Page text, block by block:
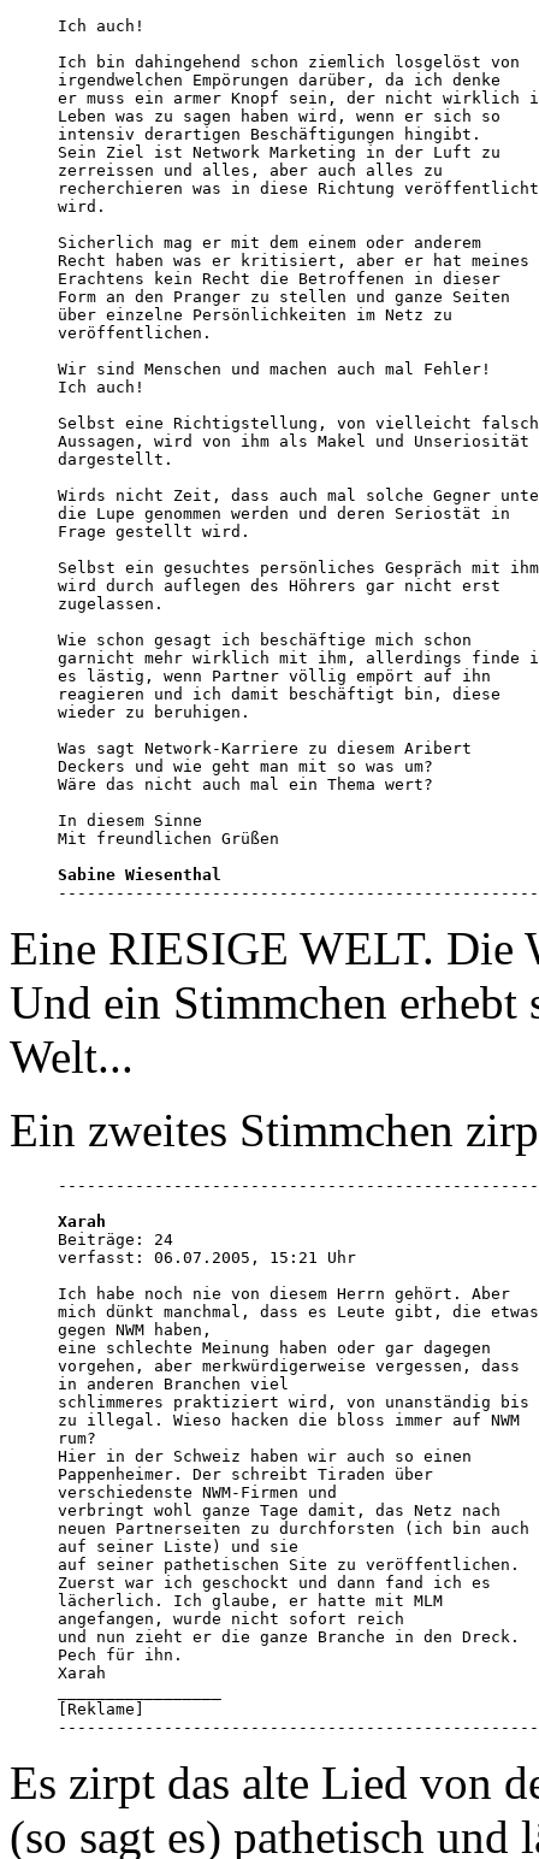
Ich auch!
Ich bin dahingehend schon ziemlich losgelöst von
irgendwelchen Empörungen darüber, da ich denke
er muss ein armer Knopf sein, der nicht wirklich
Leben was zu sagen haben wird, wenn er sich so
intensiv derartigen Beschäftigungen hingibt.
Sein Ziel ist Network Marketing in der Luft zu
zerreissen und alles, aber auch alles zu
recherchieren was in diese Richtung veröffentlicht
wird.
Sicherlich mag er mit dem einem oder anderem
Recht haben was er kritisiert, aber er hat meines
Erachtens kein Recht die Betroffenen in dieser
Form an den Pranger zu stellen und ganze Seiten
über einzelne Persönlichkeiten im Netz zu
veröffentlichen.
Wir sind Menschen und machen auch mal Fehler!
Ich auch!
Selbst eine Richtigstellung, von vielleicht
Aussagen, wird von ihm als Makel und Unseriosität
dargestellt.
Wirds nicht Zeit, dass auch mal solche Gegner
die Lupe genommen werden und deren Seriostät in
Frage gestellt wird.
Selbst ein gesuchtes persönliches Gespräch mit
wird durch auflegen des Höhrers gar nicht erst
zugelassen.
Wie schon gesagt ich beschäftige mich schon
garnicht mehr wirklich mit ihm, allerdings finde
es lästig, wenn Partner völlig empört auf ihn
reagieren und ich damit beschäftigt bin, diese
wieder zu beruhigen.
Was sagt Network-Karriere zu diesem Aribert
Deckers und wie geht man mit so was um?
Wäre das nicht auch mal ein Thema wert?
In diesem Sinne
Mit freundlichen Grüßen
Sabine Wiesenthal
Eine RIESIGE WELT. Die
Und ein Stimmchen erhebt
Welt...
Ein zweites Stimmchen
Xarah
Beiträge: 24
verfasst: 06.07.2005, 15:21 Uhr
Ich habe noch nie von diesem Herrn gehört. Aber
mich dünkt manchmal, dass es Leute gibt, die
gegen NWM haben,
eine schlechte Meinung haben oder gar dagegen
vorgehen, aber merkwürdigerweise vergessen, dass
in anderen Branchen viel
schlimmeres praktiziert wird, von unanständig bis
zu illegal. Wieso hacken die bloss immer auf NWM
rum?
Hier in der Schweiz haben wir auch so einen
Pappenheimer. Der schreibt Tiraden über
verschiedenste NWM-Firmen und
verbringt wohl ganze Tage damit, das Netz nach
neuen Partnerseiten zu durchforsten (ich bin auch
auf seiner Liste) und sie
auf seiner pathetischen Site zu veröffentlichen.
Zuerst war ich geschockt und dann fand ich es
lächerlich. Ich glaube, er hatte mit MLM
angefangen, wurde nicht sofort reich
und nun zieht er die ganze Branche in den Dreck.
Pech für ihn.
Xarah
[Reklame]
Es zirpt das alte Lied von
(so sagt es) pathetisch und